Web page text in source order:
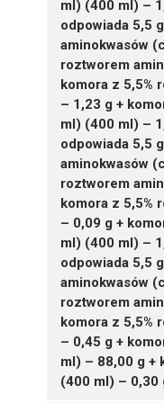
Preparat
Baxter Polska
4 worki 1448
4 worki 1448
Fresenius Kabi
4 worki 986 ml
4 worki 1477 ml
4 worki 1970 ml
3 worki 2463 ml
1 worek 493 ml
6 worków 493 ml
1 worek 1477
4 worki 1477 ml
¦ UR/Z/4c/101/
1 worek 2463 ml
4 worki 1970 ml
3 worki 2463 ml
1 worek 493 ml
6 worków 493 ml
4 poj.
1 poj.
4 poj.
1 poj.
5 poj.
4 poj.
1 poj.
5 poj.
5 poj.
6 poj.
1 poj.
1 poj. dwukom.
5 poj. dwukom.
5 poj. dwukom.
1 poj. 2053 ml
1 poj. 2566 ml
1 poj. 1540 ml
1 poj. 2053 ml
1 poj. 1026 ml
1 poj. 1026 ml
1 poj. 1540 ml
1 poj. 2566 ml
1 poj. dwukom.
1 poj.
5 poj.
5 poj. dwukom.
6 worków 1000
4 worki 1500 ml
4 worki 2000 ml
2 worki 2500 ml
ml) (400 ml) –
odpowiada 5,5
aminokwasów
roztworem
komora z 5,5%
– 1,23 g +
ml) (400 ml) –
odpowiada 5,5
aminokwasów
roztworem
komora z 5,5%
– 0,09 g +
ml) (400 ml) –
odpowiada 5,5
aminokwasów
roztworem
komora z 5,5%
– 0,45 g +
ml) – 88,00 g +
(400 ml) – 0,30